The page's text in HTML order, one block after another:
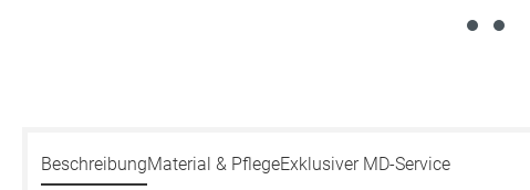
BeschreibungMaterial & PflegeExklusiver MD-Service